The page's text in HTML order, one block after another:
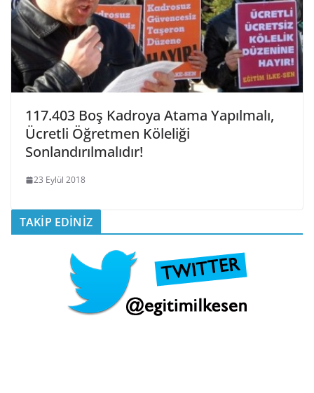
117.403 Boş Kadroya Atama Yapılmalı,
Ücretli Öğretmen Köleliği
Sonlandırılmalıdır!
23 Eylül 2018
TAKİP EDİNİZ